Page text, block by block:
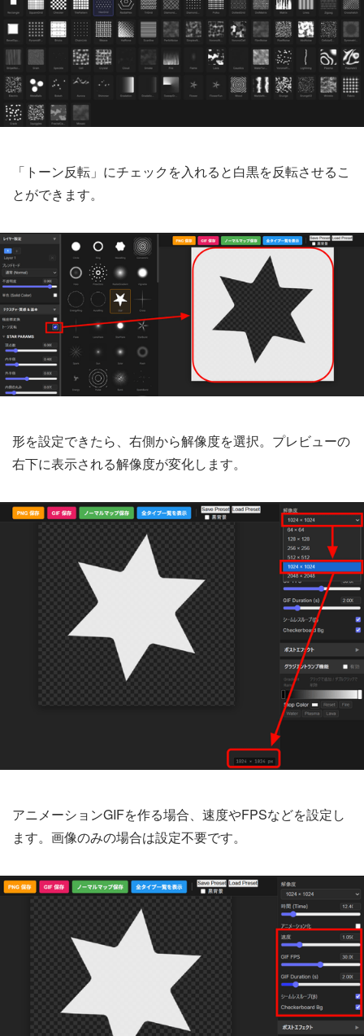
「トーン反転」にチェックを入れると白黒を反転させるこ
とができます。
形を設定できたら、右側から解像度を選択。プレビューの
右下に表示される解像度が変化します。
アニメーションGIFを作る場合、速度やFPSなどを設定し
ます。画像のみの場合は設定不要です。